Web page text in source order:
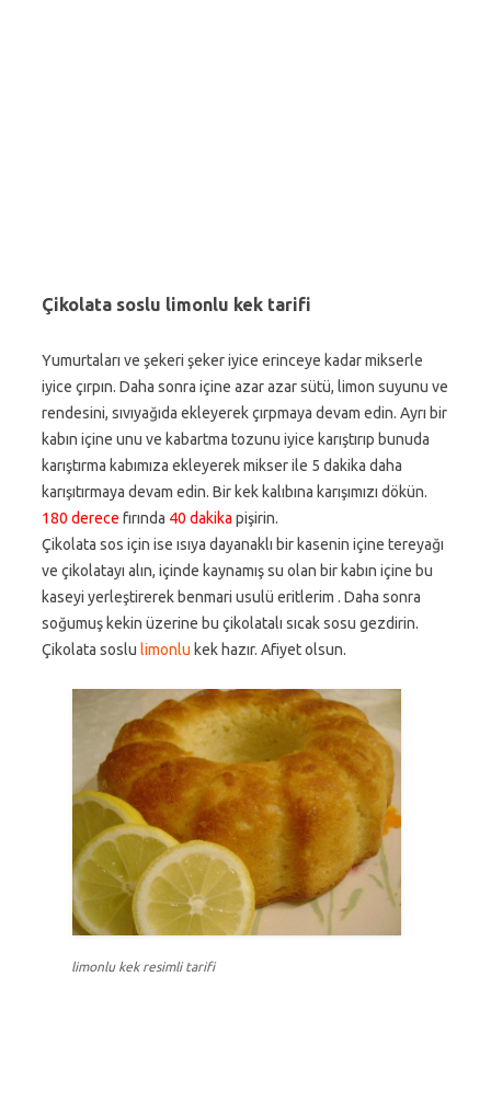
Çikolata soslu limonlu kek tarifi
Yumurtaları ve şekeri şeker iyice erinceye kadar mikserle
iyice çırpın. Daha sonra içine azar azar sütü, limon suyunu ve
rendesini, sıvıyağıda ekleyerek çırpmaya devam edin. Ayrı bir
kabın içine unu ve kabartma tozunu iyice karıştırıp bunuda
karıştırma kabımıza ekleyerek mikser ile 5 dakika daha
karışıtırmaya devam edin. Bir kek kalıbına karışımızı dökün.
180 derece fırında 40 dakika pişirin.
Çikolata sos için ise ısıya dayanaklı bir kasenin içine tereyağı
ve çikolatayı alın, içinde kaynamış su olan bir kabın içine bu
kaseyi yerleştirerek benmari usulü eritlerim . Daha sonra
soğumuş kekin üzerine bu çikolatalı sıcak sosu gezdirin.
Çikolata soslu limonlu kek hazır. Afiyet olsun.
limonlu kek resimli tarifi